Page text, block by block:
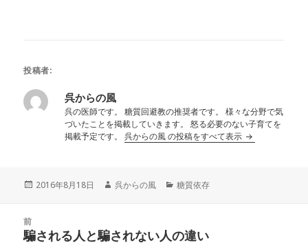
投稿者:
呉からの風
呉の医師です。 糖質回避教の推奨者です。 様々な分野で気
づいたことを掲載していきます。 怒る必要のない子育てを
掲載予定です。呉からの風 の投稿をすべて表示
投
2016年8月18日
作
呉からの風
カ
ー
糖質依存
前
前
騙される人と騙されない人の違い